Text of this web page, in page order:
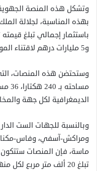
وتشكل هذه المنصة
و5 مليارات درهم لاقتناء المواد والتجهيزات.
وستحتضن هذه المنصات،
الديمغرافية لكل جهة
وبالنسبة للجهات الست
ومراكش-آسفي، وفاس-
ماسة، فإن المنصات
تبلغ 20 ألف متر مربع